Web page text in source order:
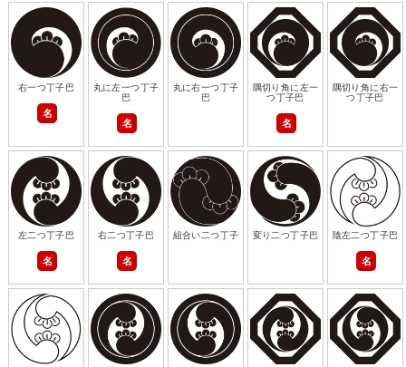
右一つ丁子巴
名
丸に左一つ丁子
巴
名
丸に右一つ丁子
巴
隅切り角に左一
つ丁子巴
名
隅切り角に右一
つ丁子巴
左二つ丁子巴
名
右二つ丁子巴
名
組合い二つ丁子 変り二つ丁子巴 陰左二つ丁子巴
名